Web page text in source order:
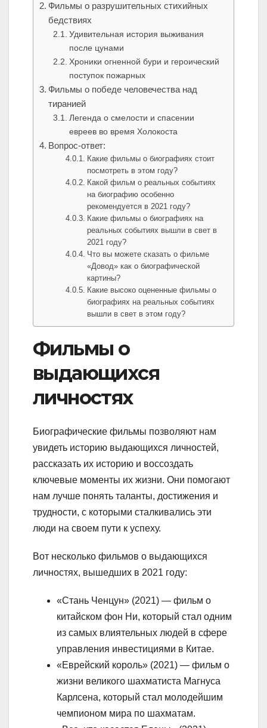
Фильмы о разрушительных стихийных
бедствиях
Удивительная история выживания
после цунами
Хроники огненной бури и героический
поступок пожарных
Фильмы о победе человечества над
тиранией
Легенда о смелости и спасении
евреев во время Холокоста
Вопрос-ответ:
Какие фильмы о биографиях стоит
посмотреть в этом году?
Какой фильм о реальных событиях
на биографию особенно
рекомендуется в 2021 году?
Какие фильмы о биографиях на
реальных событиях вышли в свет в
2021 году?
Что вы можете сказать о фильме
«Довод» как о биографической
картины?
Какие высоко оцененные фильмы о
биографиях на реальных событиях
вышли в свет в этом году?
Фильмы о
выдающихся
личностях
Биографические фильмы позволяют нам
увидеть историю выдающихся личностей,
рассказать их историю и воссоздать
ключевые моменты их жизни. Они помогают
нам лучше понять таланты, достижения и
трудности, с которыми сталкивались эти
люди на своем пути к успеху.
Вот несколько фильмов о выдающихся
личностях, вышедших в 2021 году:
«Стань Ченцун» (2021) — фильм о
китайском фон Ни, который стал одним
из самых влиятельных людей в сфере
управления инвестициями в Китае.
«Еврейский король» (2021) — фильм о
жизни великого шахматиста Магнуса
Карлсена, который стал молодейшим
чемпионом мира по шахматам.